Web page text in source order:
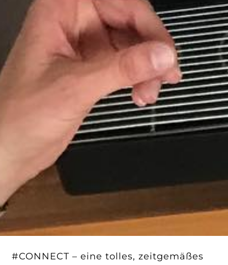
#CONNECT – eine tolles, zeitgemäßes